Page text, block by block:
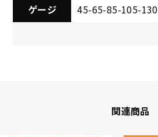
ゲージ
45-65-85-105-130
関連商品